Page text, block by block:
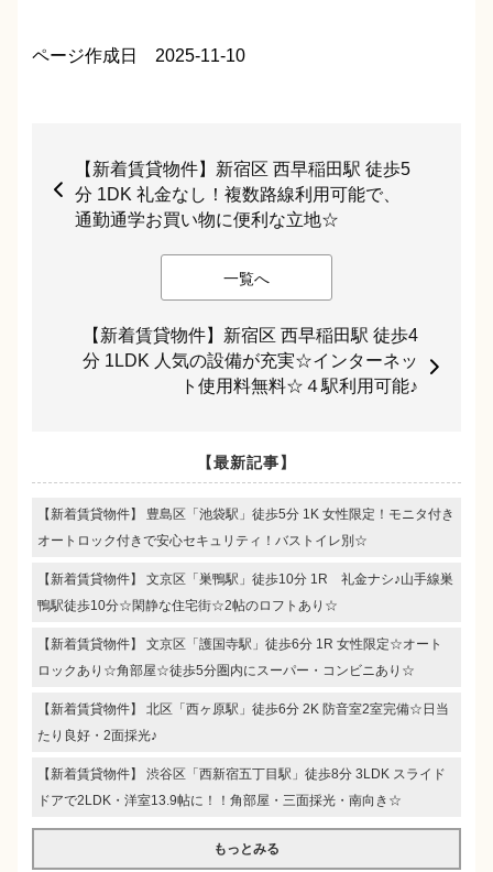
ページ作成日 2025-11-10
【新着賃貸物件】新宿区 西早稲田駅 徒歩5
分 1DK 礼金なし！複数路線利用可能で、
通勤通学お買い物に便利な立地☆
一覧へ
【新着賃貸物件】新宿区 西早稲田駅 徒歩4
分 1LDK 人気の設備が充実☆インターネッ
ト使用料無料☆４駅利用可能♪
【最新記事】
【新着賃貸物件】 豊島区「池袋駅」徒歩5分 1K 女性限定！モニタ付き
オートロック付きで安心セキュリティ！バストイレ別☆
【新着賃貸物件】 文京区「巣鴨駅」徒歩10分 1R 礼金ナシ♪山手線巣
鴨駅徒歩10分☆閑静な住宅街☆2帖のロフトあり☆
【新着賃貸物件】 文京区「護国寺駅」徒歩6分 1R 女性限定☆オート
ロックあり☆角部屋☆徒歩5分圏内にスーパー・コンビニあり☆
【新着賃貸物件】 北区「西ヶ原駅」徒歩6分 2K 防音室2室完備☆日当
たり良好・2面採光♪
【新着賃貸物件】 渋谷区「西新宿五丁目駅」徒歩8分 3LDK スライド
ドアで2LDK・洋室13.9帖に！！角部屋・三面採光・南向き☆
もっとみる